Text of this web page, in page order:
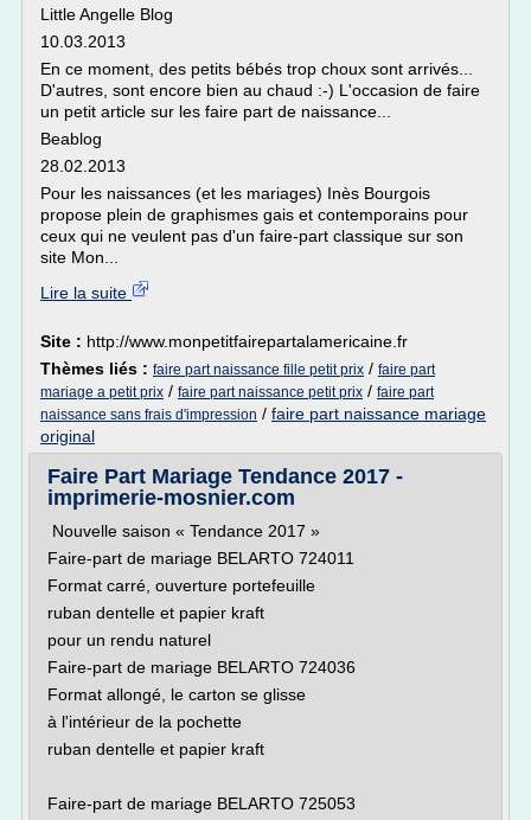
Little Angelle Blog
10.03.2013
En ce moment, des petits bébés trop choux sont arrivés...
D'autres, sont encore bien au chaud :-) L'occasion de faire
un petit article sur les faire part de naissance...
Beablog
28.02.2013
Pour les naissances (et les mariages) Inès Bourgois
propose plein de graphismes gais et contemporains pour
ceux qui ne veulent pas d'un faire-part classique sur son
site Mon...
Lire la suite
Site : http://www.monpetitfairepartalamericaine.fr
Thèmes liés : faire part naissance fille petit prix / faire part
mariage a petit prix / faire part naissance petit prix / faire part
naissance sans frais d'impression / faire part naissance mariage
original
Faire Part Mariage Tendance 2017 -
imprimerie-mosnier.com
Nouvelle saison « Tendance 2017 »
Faire-part de mariage BELARTO 724011
Format carré, ouverture portefeuille
ruban dentelle et papier kraft
pour un rendu naturel
Faire-part de mariage BELARTO 724036
Format allongé, le carton se glisse
à l'intérieur de la pochette
ruban dentelle et papier kraft
Faire-part de mariage BELARTO 725053